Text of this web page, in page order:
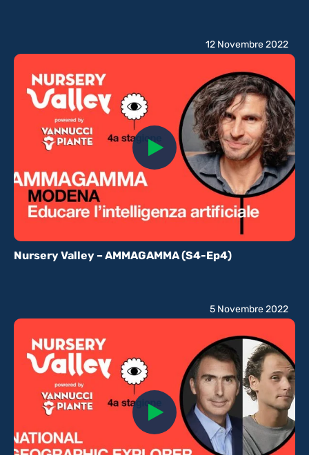
Nursery Valley – AMMAGAMMA (S4-Ep4)
12 Novembre 2022
5 Novembre 2022